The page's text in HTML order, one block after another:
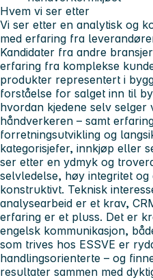
Hvem vi ser etter
Vi ser etter en analytisk og
med erfaring fra
Kandidater fra andre
erfaring fra komplekse
produkter representert i
forståelse for salget inn til
hvordan kjedene selv selger
håndverkeren – samt
forretningsutvikling og
kategorisjefer, innkjøp eller
ser etter en ydmyk og
selvledelse, høy integritet
konstruktivt. Teknisk
analysearbeid er et krav,
erfaring er et pluss. Det er
engelsk kommunikasjon,
som trives hos ESSVE er
handlingsorienterte – og
resultater sammen med